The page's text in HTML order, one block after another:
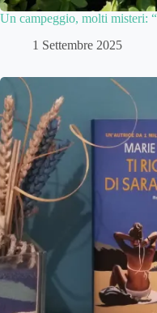
Un campeggio, molti misteri:
1 Settembre 2025